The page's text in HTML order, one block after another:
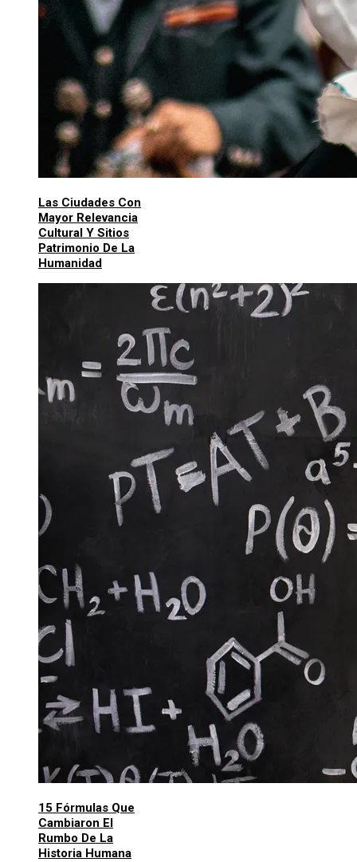
Las Ciudades Con
Mayor Relevancia
Cultural Y Sitios
Patrimonio De La
Humanidad
15 Fórmulas Que
Cambiaron El
Rumbo De La
Historia Humana